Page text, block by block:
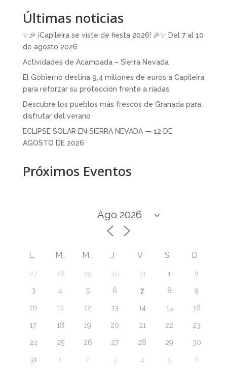
Últimas noticias
✨🎉 ¡Capileira se viste de fiesta 2026! 🎉✨ Del 7 al 10
de agosto 2026
Actividades de Acampada – Sierra Nevada
El Gobierno destina 9,4 millones de euros a Capileira
para reforzar su protección frente a riadas
Descubre los pueblos más frescos de Granada para
disfrutar del verano
ECLIPSE SOLAR EN SIERRA NEVADA — 12 DE
AGOSTO DE 2026
Próximos Eventos
L M M J V S D
27 28 29 30 31 1 2
3 4 5 6 7 8 9
10 11 12 13 14 15 16
17 18 19 20 21 22 23
24 25 26 27 28 29 30
31 1 2 3 4 5 6